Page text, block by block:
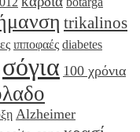
trikalinos
ιπποφαές diabetes
σόγια 100 χρόνια
Alzheimer